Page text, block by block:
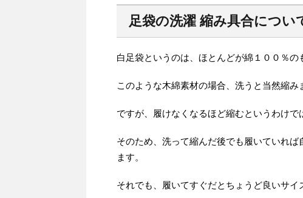
足袋の洗濯 縮み具合につい
白足袋というのは、ほとんどが綿１００％の
このような木綿素材の場合、洗うと当然縮み
ですが、履けなくなるほど縮むというわけで
そのため、洗って縮んだ後でも履いていれ
ます。
それでも、履いてすぐだとちょうど良いサイ